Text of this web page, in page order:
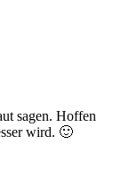
sagen. Hoffen
wird. 🙂